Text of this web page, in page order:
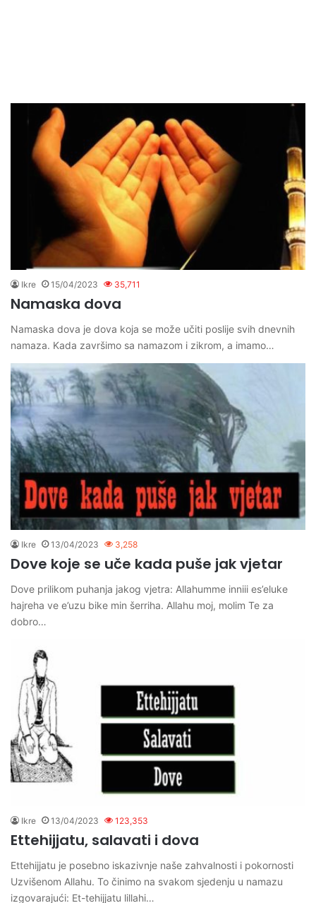
Ikre 15/04/2023 35,711
Namaska dova
Namaska dova je dova koja se može učiti poslije svih dnevnih
namaza. Kada završimo sa namazom i zikrom, a imamo…
Ikre 13/04/2023 3,258
Dove koje se uče kada puše jak vjetar
Dove prilikom puhanja jakog vjetra: Allahumme inniii es’eluke
hajreha ve e’uzu bike min šerriha. Allahu moj, molim Te za
dobro…
Ikre 13/04/2023 123,353
Ettehijjatu, salavati i dova
Ettehijjatu je posebno iskazivnje naše zahvalnosti i pokornosti
Uzvišenom Allahu. To činimo na svakom sjedenju u namazu
izgovarajući: Et-tehijjatu lillahi…